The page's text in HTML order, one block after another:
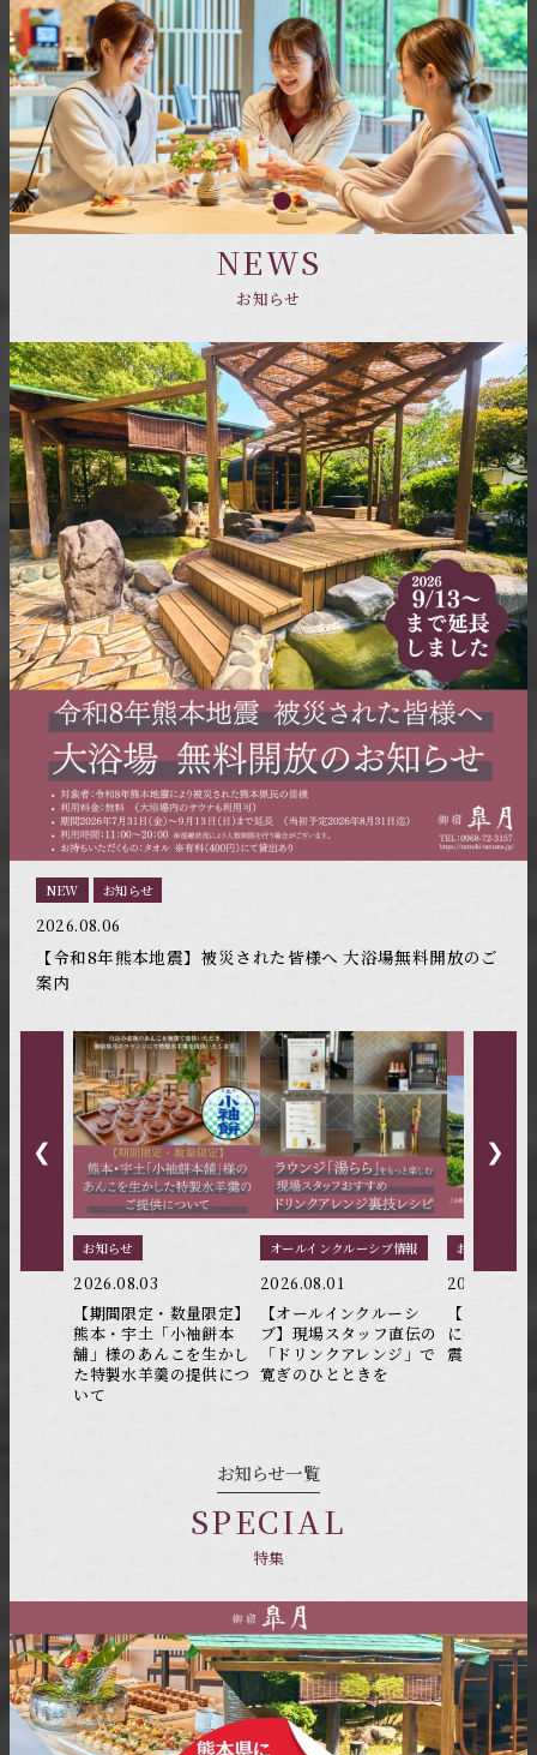
NEWS
お知らせ
NEW お知らせ
2026.08.06
【令和8年熊本地震】被災された皆様へ 大浴場無料開放のご
案内
❮
お知らせ
2026.08.03
【期間限定・数量限定】
熊本・宇土「小袖餅本
舗」様のあんこを生かし
た特製水羊羹の提供につ
いて
オールインクルーシブ情報
2026.08.01
【オールインクルーシ
ブ】現場スタッフ直伝の
「ドリンクアレンジ」で
寛ぎのひとときを
お知らせ
2026.07.30
【更新】
に発生した
震に関する
❯
お知らせ一覧
SPECIAL
特集